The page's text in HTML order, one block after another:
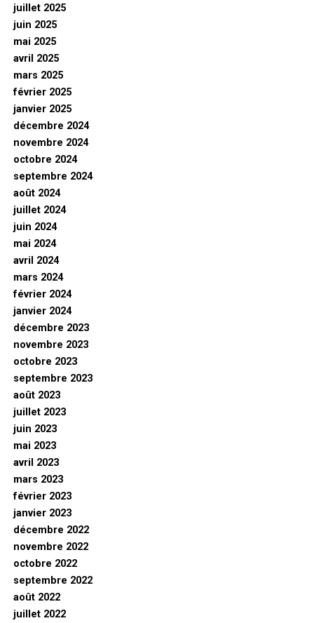
juillet 2025
juin 2025
mai 2025
avril 2025
mars 2025
février 2025
janvier 2025
décembre 2024
novembre 2024
octobre 2024
septembre 2024
août 2024
juillet 2024
juin 2024
mai 2024
avril 2024
mars 2024
février 2024
janvier 2024
décembre 2023
novembre 2023
octobre 2023
septembre 2023
août 2023
juillet 2023
juin 2023
mai 2023
avril 2023
mars 2023
février 2023
janvier 2023
décembre 2022
novembre 2022
octobre 2022
septembre 2022
août 2022
juillet 2022